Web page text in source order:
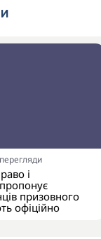
перегляди
і
призовного
офіційно